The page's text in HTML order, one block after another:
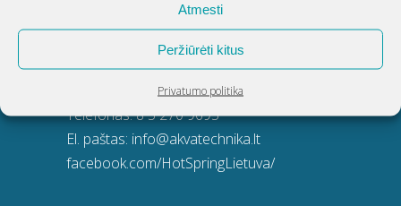
Atmesti
Peržiūrėti kitus
Privatumo politika
Adresas: Dunojaus g. 20, Vilnius
Įmonės kodas: 124389034
PVM kodas: LT243890314
Telefonas:8 5 270 9695
El. paštas: info@akvatechnika.lt
facebook.com/HotSpringLietuva/